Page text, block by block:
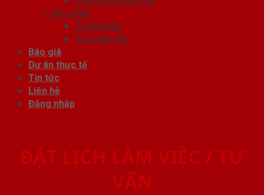
Nội thất
Tủ Kệ Bếp
Tủ Quần Áo
Báo giá
Dự án thực tế
Tin tức
Liên hệ
Đăng nhập
ĐẶT LỊCH LÀM VIỆC / TƯ
VẤN